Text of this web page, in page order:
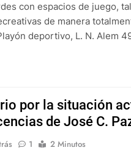
con espacios de juego,
de manera
deportivo, L. N. Alem
por la situación
de José C.
1
2 Minutos